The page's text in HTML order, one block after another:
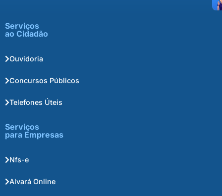
Serviços
ao Cidadão
Ouvidoria
Concursos Públicos
Telefones Úteis
Serviços
para Empresas
Nfs-e
Alvará Online